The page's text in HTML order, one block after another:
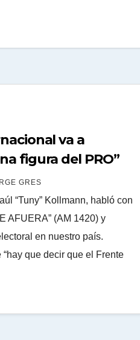
va a
alguna figura del PRO”
GRES
“Tuny” Kollmann, habló con
AFUERA” (AM 1420) y
en nuestro país.
que decir que el Frente